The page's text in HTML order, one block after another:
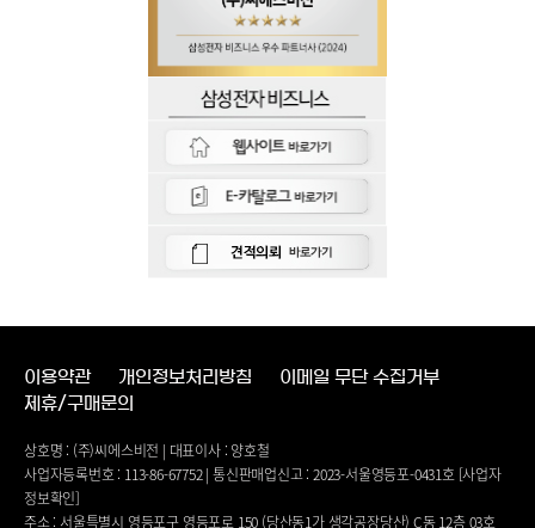
이용약관 개인정보처리방침
이메일 무단 수집거부
제휴/구매문의
상호명 : (주)씨에스비전 | 대표이사 : 양호철
사업자등록번호 : 113-86-67752 | 통신판매업신고 : 2023-서울영등포-0431호 [사업자
정보확인]
주소 : 서울특별시 영등포구 영등포로 150 (당산동1가 생각공장당산) C동 12층 03호